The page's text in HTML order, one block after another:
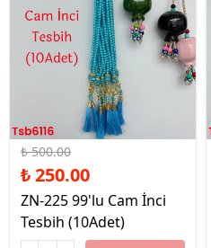
%50 İndirim
₺ 500.00
₺ 250.00
ZN-225 99'lu Cam İnci
Tesbih (10Adet)